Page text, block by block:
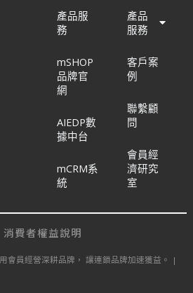
產品服
務
mSHOP
品牌官
網
AIEDP數
據中台
mCRM系
統
產品
服務
客戶案
例
聯繫顧
問
會員經
濟研究
室
員經營深耕品牌， 讓連鎖品牌加速獲益。 |
消費者權益說明